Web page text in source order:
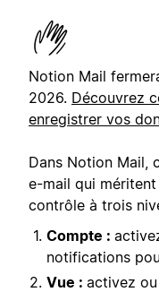
Notion Mail
2026. Découvrez
enregistrer vos
Dans Notion Mail,
e-mail qui
contrôle à trois
Compte :
notifications
Vue : activez